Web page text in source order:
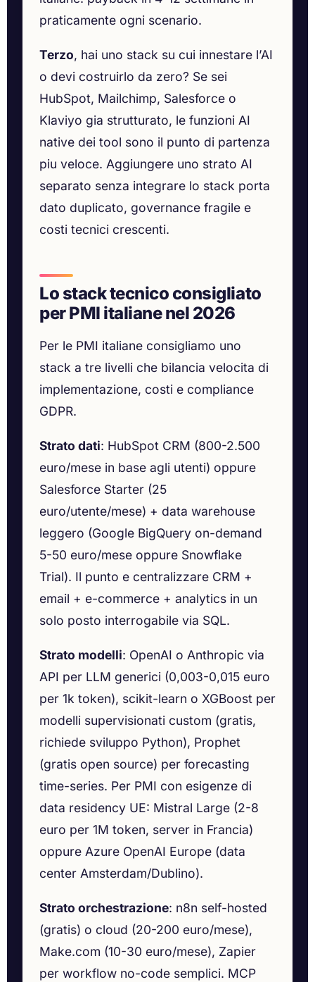
praticamente ogni scenario.
Terzo, hai uno stack su cui innestare l’AI
o devi costruirlo da zero? Se sei
HubSpot, Mailchimp, Salesforce o
Klaviyo gia strutturato, le funzioni AI
native dei tool sono il punto di partenza
piu veloce. Aggiungere uno strato AI
separato senza integrare lo stack porta
dato duplicato, governance fragile e
costi tecnici crescenti.
Lo stack tecnico consigliato
per PMI italiane nel 2026
Per le PMI italiane consigliamo uno
stack a tre livelli che bilancia velocita di
implementazione, costi e compliance
GDPR.
Strato dati: HubSpot CRM (800-2.500
euro/mese in base agli utenti) oppure
Salesforce Starter (25
euro/utente/mese) + data warehouse
leggero (Google BigQuery on-demand
5-50 euro/mese oppure Snowflake
Trial). Il punto e centralizzare CRM +
email + e-commerce + analytics in un
solo posto interrogabile via SQL.
Strato modelli: OpenAI o Anthropic via
API per LLM generici (0,003-0,015 euro
per 1k token), scikit-learn o XGBoost per
modelli supervisionati custom (gratis,
richiede sviluppo Python), Prophet
(gratis open source) per forecasting
time-series. Per PMI con esigenze di
data residency UE: Mistral Large (2-8
euro per 1M token, server in Francia)
oppure Azure OpenAI Europe (data
center Amsterdam/Dublino).
Strato orchestrazione: n8n self-hosted
(gratis) o cloud (20-200 euro/mese),
Make.com (10-30 euro/mese), Zapier
per workflow no-code semplici. MCP